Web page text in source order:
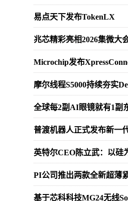
易点天下发布TokenLX
兆芯精彩亮相2026集微大
Microchip发布
摩尔线程S5000持续夯实
全球每2副AI眼镜就有1副
普渡机器人正式发布新一
英特尔CEO陈立武：以硅
PI公司推出两款全新超薄
基于芯科科技MG24无线